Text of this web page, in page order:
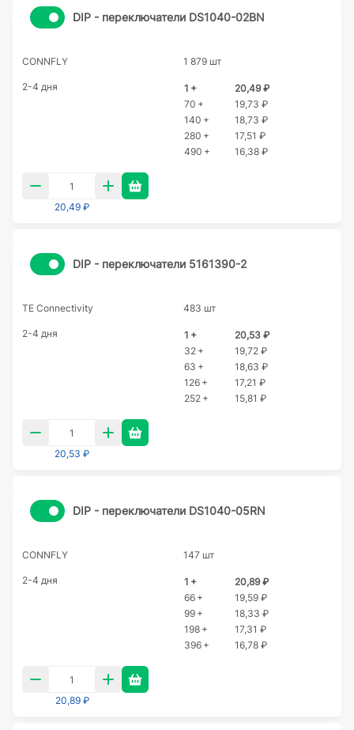
DIP - переключатели DS1040-02BN
CONNFLY 1 879 шт
2-4 дня 1 +
20,49 ₽
70 +
19,73 ₽
140 +
18,73 ₽
280 +
17,51 ₽
490 +
16,38 ₽
20,49 ₽
DIP - переключатели 5161390-2
TE Connectivity 483 шт
2-4 дня 1 +
20,53 ₽
32 +
19,72 ₽
63 +
18,63 ₽
126 +
17,21 ₽
252 +
15,81 ₽
20,53 ₽
DIP - переключатели DS1040-05RN
CONNFLY 147 шт
2-4 дня 1 +
20,89 ₽
66 +
19,59 ₽
99 +
18,33 ₽
198 +
17,31 ₽
396 +
16,78 ₽
20,89 ₽